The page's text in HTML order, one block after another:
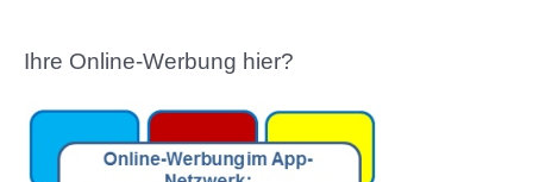
Ihre Online-Werbung hier?